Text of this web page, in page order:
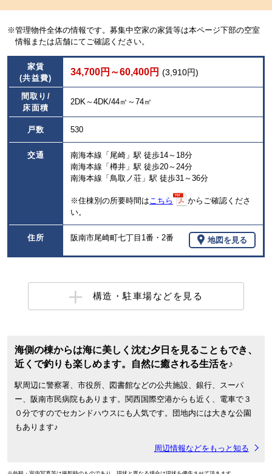
だ
ま
す。
だ
ま
※管理物件全体の情報です。募集中空家の家賃等は本ページ下部の空室
情報または店舗にてご確認ください。
家賃
(共益費)
34,700円～60,400円 (3,910円)
間取り/
床面積
2DK～4DK/44㎡～74㎡
戸数 530
交通
南海本線「尾崎」駅 徒歩14～18分
南海本線「樽井」駅 徒歩20～24分
南海本線「鳥取ノ荘」駅 徒歩31～36分
※住棟別の所要時間は こちら
からご確認くださ
い。
住所 阪南市尾崎町七丁目1番・2番 地図を見る
構造・駐車場などを見る
海側の棟からは海に美しく沈む夕日を見ることもでき、
近くで釣りも楽しめます。自然に癒される生活を♪
駅周辺に警察署、市役所、図書館などの公共施設、銀行、スーパ
ー、阪南市民病院もあります。関西国際空港からも近く、電車で３
０分ですのでセカンドハウスにも人気です。団地内には大きな公園
もあります♪
周辺情報などをもっと知る